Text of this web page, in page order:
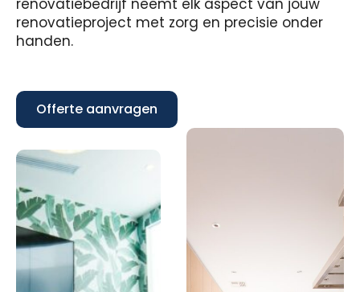
renovatiebedrijf neemt elk aspect van jouw
renovatieproject met zorg en precisie onder
handen.
Offerte aanvragen